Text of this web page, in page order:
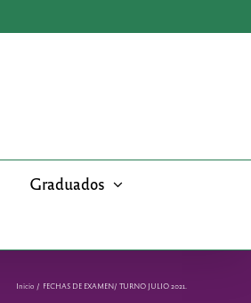
Graduados
Inicio FECHAS DE EXAMEN/ TURNO JULIO 2021.